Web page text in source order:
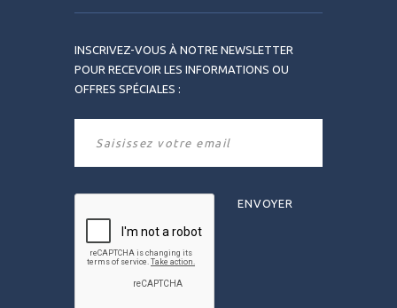
INSCRIVEZ-VOUS À NOTRE NEWSLETTER
POUR RECEVOIR LES INFORMATIONS OU
OFFRES SPÉCIALES :